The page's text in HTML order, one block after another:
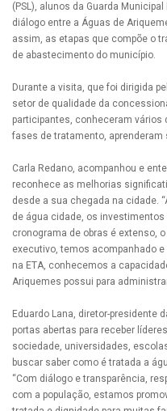
(PSL), alunos da Guarda
diálogo entre a Águas de
assim, as etapas que compõe o
de abastecimento do município.
Durante a visita, que foi dirigida
setor de qualidade da
participantes, conheceram vários
fases de tratamento, aprenderam
Carla Redano, acompanhou e
reconhece as melhorias
desde a sua chegada na cidade.
de água cidade, os
cronograma de obras é extenso,
executivo, temos acompanhado
na ETA, conhecemos a
Ariquemes possui para
Eduardo Lana, diretor-presidente
portas abertas para receber
sociedade, universidades,
buscar saber como é tratada a
“Com diálogo e transparência,
com a população, estamos